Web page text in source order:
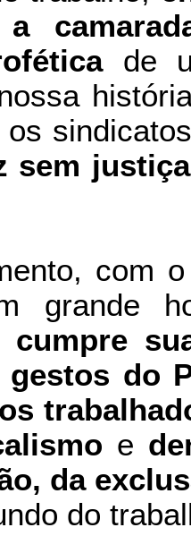
de
sem
com
grande
cumpre
gestos do
e
da
do